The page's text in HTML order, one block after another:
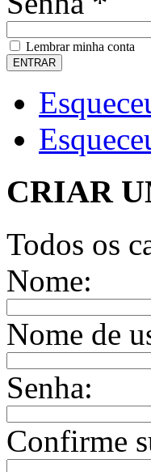
Lembrar minha conta
CRIAR
Todos os
Nome:
Nome de
Senha:
Confirme